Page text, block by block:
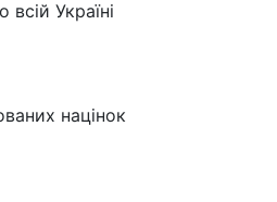
Україні
націнок